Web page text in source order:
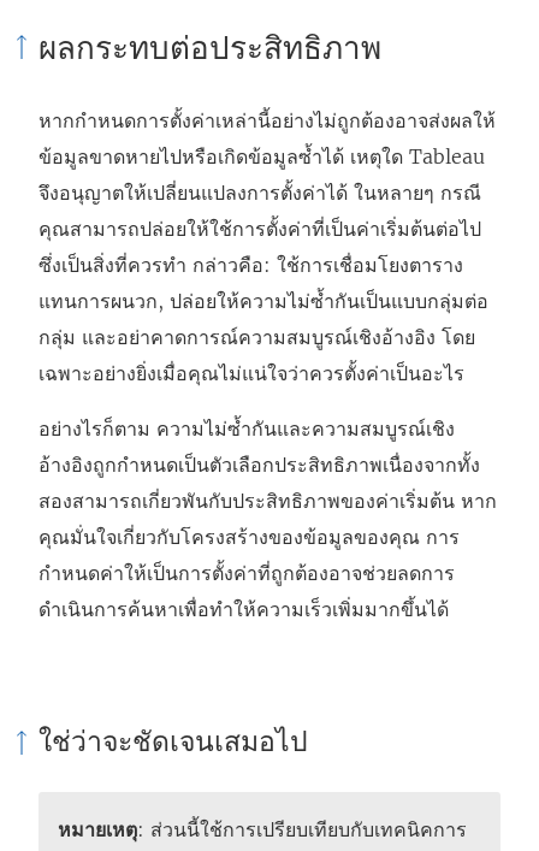
ผลกระทบต่อประสิทธิภาพ
หากกำหนดการตั้งค่าเหล่านี้อย่างไม่ถูกต้องอาจส่งผลให้
ข้อมูลขาดหายไปหรือเกิดข้อมูลซ้ำได้ เหตุใด Tableau
จึงอนุญาตให้เปลี่ยนแปลงการตั้งค่าได้ ในหลายๆ กรณี
คุณสามารถปล่อยให้ใช้การตั้งค่าที่เป็นค่าเริ่มต้นต่อไป
ซึ่งเป็นสิ่งที่ควรทำ กล่าวคือ: ใช้การเชื่อมโยงตาราง
แทนการผนวก, ปล่อยให้ความไม่ซ้ำกันเป็นแบบกลุ่มต่อ
กลุ่ม และอย่าคาดการณ์ความสมบูรณ์เชิงอ้างอิง โดย
เฉพาะอย่างยิ่งเมื่อคุณไม่แน่ใจว่าควรตั้งค่าเป็นอะไร
อย่างไรก็ตาม ความไม่ซ้ำกันและความสมบูรณ์เชิง
อ้างอิงถูกกำหนดเป็นตัวเลือกประสิทธิภาพเนื่องจากทั้ง
สองสามารถเกี่ยวพันกับประสิทธิภาพของค่าเริ่มต้น หาก
คุณมั่นใจเกี่ยวกับโครงสร้างของข้อมูลของคุณ การ
กำหนดค่าให้เป็นการตั้งค่าที่ถูกต้องอาจช่วยลดการ
ดำเนินการค้นหาเพื่อทำให้ความเร็วเพิ่มมากขึ้นได้
ใช่ว่าจะชัดเจนเสมอไป
หมายเหตุ: ส่วนนี้ใช้การเปรียบเทียบกับเทคนิคการ